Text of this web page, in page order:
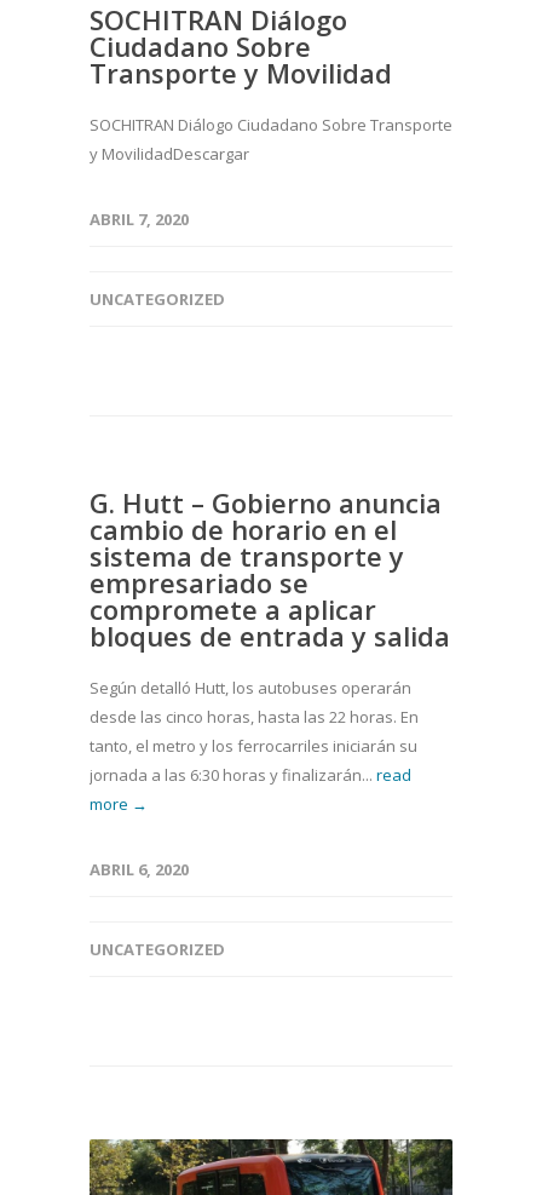
SOCHITRAN Diálogo
Ciudadano Sobre
Transporte y Movilidad
SOCHITRAN Diálogo Ciudadano Sobre Transporte
y MovilidadDescargar
ABRIL 7, 2020
UNCATEGORIZED
G. Hutt – Gobierno anuncia
cambio de horario en el
sistema de transporte y
empresariado se
compromete a aplicar
bloques de entrada y salida
Según detalló Hutt, los autobuses operarán
desde las cinco horas, hasta las 22 horas. En
tanto, el metro y los ferrocarriles iniciarán su
jornada a las 6:30 horas y finalizarán... read
more →
ABRIL 6, 2020
UNCATEGORIZED